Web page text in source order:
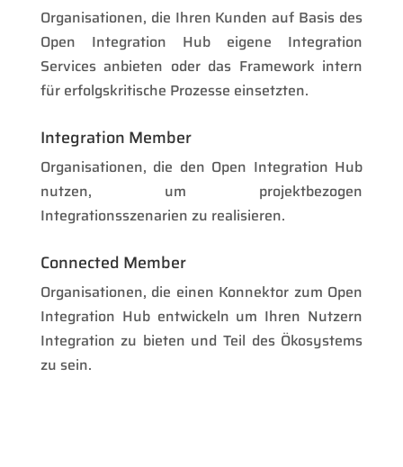
Organisationen, die Ihren Kunden auf Basis des
Open Integration Hub eigene Integration
Services anbieten oder das Framework intern
für erfolgskritische Prozesse einsetzten.
Integration Member
Organisationen, die den Open Integration Hub
nutzen, um projektbezogen
Integrationsszenarien zu realisieren.
Connected Member
Organisationen, die einen Konnektor zum Open
Integration Hub entwickeln um Ihren Nutzern
Integration zu bieten und Teil des Ökosystems
zu sein.